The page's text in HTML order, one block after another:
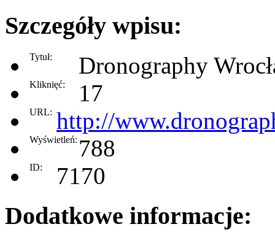
Szczegóły wpisu:
Tytuł: Dronography
Kliknięć: 17
URL: http://
Wyświetleń: 788
ID: 7170
Dodatkowe informacje: